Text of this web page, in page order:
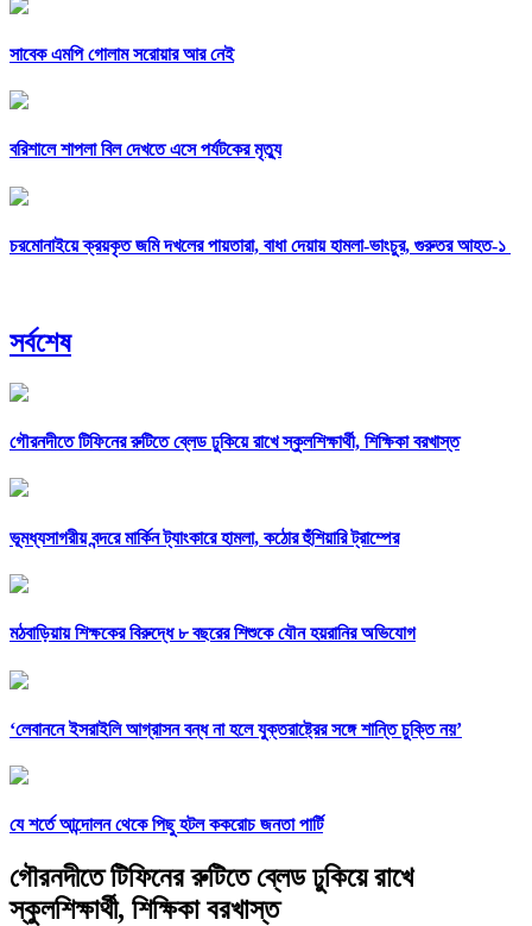
সাবেক এমপি গোলাম সরোয়ার আর নেই
বরিশালে শাপলা বিল দেখতে এসে পর্যটকের মৃত্যু
চরমোনাইয়ে ক্রয়কৃত জমি দখলের পায়তারা, বাধা দেয়ায় হামলা-ভাংচুর, গুরুতর আহত-১
সর্বশেষ
গৌরনদীতে টিফিনের রুটিতে ব্লেড ঢুকিয়ে রাখে স্কুলশিক্ষার্থী, শিক্ষিকা বরখাস্ত
ভূমধ্যসাগরীয় বন্দরে মার্কিন ট্যাংকারে হামলা, কঠোর হুঁশিয়ারি ট্রাম্পের
মঠবাড়িয়ায় শিক্ষকের বিরুদ্ধে ৮ বছরের শিশুকে যৌন হয়রানির অভিযোগ
‘লেবাননে ইসরাইলি আগ্রাসন বন্ধ না হলে যুক্তরাষ্ট্রের সঙ্গে শান্তি চুক্তি নয়’
যে শর্তে আন্দোলন থেকে পিছু হটল ককরোচ জনতা পার্টি
গৌরনদীতে টিফিনের রুটিতে ব্লেড ঢুকিয়ে রাখে
স্কুলশিক্ষার্থী, শিক্ষিকা বরখাস্ত